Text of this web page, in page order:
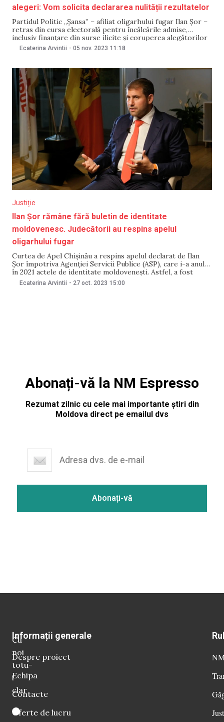
alegeri: Vom solicita declararea nulității rezultatelor
Partidul Politic „Șansa” – afiliat oligarhului fugar Ilan Șor –
retras din cursa electorală pentru încălcările admise,
inclusiv finanțare din surse ilicite și coruperea alegătorilor
și a candidaților, anunță că va cere declararea scrutinului din
Ecaterina Arvintii - 05 nov. 2023 11:18
Justiție
Ilan Șor rămâne fără buletin de identitate
moldovenesc. Judecătorii au respins apelul
oligarhului fugar
Curtea de Apel Chișinău a respins apelul declarat de Ilan
Șor împotriva Agenției Servicii Publice (ASP), care i-a anulat
în 2021 actele de identitate moldovenești. Astfel, a fost
menținută decizia primei instanțe care a constatat că
Ecaterina Arvintii - 27 oct. 2023 15:00
Abonați-vă la NM Espresso
Rezumat zilnic cu cele mai importante știri din
Moldova direct pe emailul dvs
Cu
noi
totu-
i
clar
Informații generale
Despre proiect
Echipa
Contacte
Oferte de lucru